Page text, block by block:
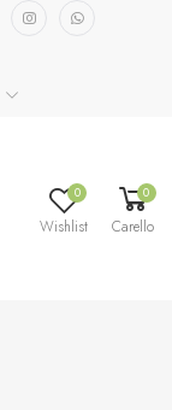
0
Wishlist
0
Carello